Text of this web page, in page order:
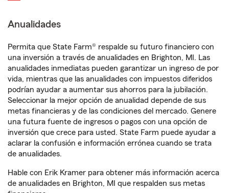
Anualidades
Permita que State Farm® respalde su futuro financiero con
una inversión a través de anualidades en Brighton, MI. Las
anualidades inmediatas pueden garantizar un ingreso de por
vida, mientras que las anualidades con impuestos diferidos
podrían ayudar a aumentar sus ahorros para la jubilación.
Seleccionar la mejor opción de anualidad depende de sus
metas financieras y de las condiciones del mercado. Genere
una futura fuente de ingresos o pagos con una opción de
inversión que crece para usted. State Farm puede ayudar a
aclarar la confusión e información errónea cuando se trata
de anualidades.
Hable con Erik Kramer para obtener más información acerca
de anualidades en Brighton, MI que respalden sus metas